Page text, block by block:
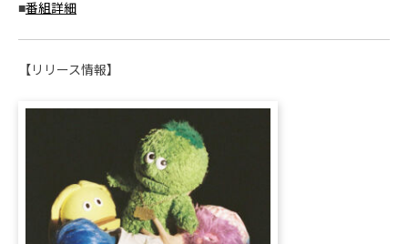
■番組詳細
【リリース情報】